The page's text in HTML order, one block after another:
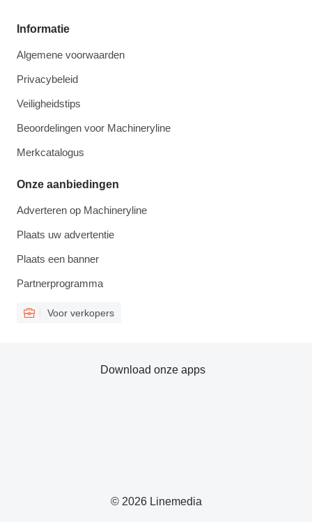
Informatie
Algemene voorwaarden
Privacybeleid
Veiligheidstips
Beoordelingen voor Machineryline
Merkcatalogus
Onze aanbiedingen
Adverteren op Machineryline
Plaats uw advertentie
Plaats een banner
Partnerprogramma
Voor verkopers
© 2026 Linemedia
Download onze apps